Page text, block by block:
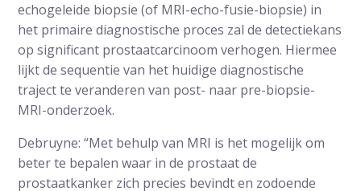
echogeleide biopsie (of MRI-echo-fusie-biopsie) in
het primaire diagnostische proces zal de detectiekans
op significant prostaatcarcinoom verhogen. Hiermee
lijkt de sequentie van het huidige diagnostische
traject te veranderen van post- naar pre-biopsie-
MRI-onderzoek.
Debruyne: “Met behulp van MRI is het mogelijk om
beter te bepalen waar in de prostaat de
prostaatkanker zich precies bevindt en zodoende